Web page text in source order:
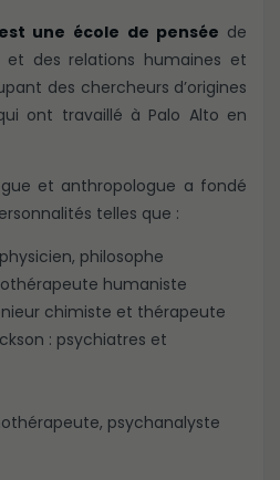
une école de pensée de
et des relations humaines et
des chercheurs d’origines
ont travaillé à Palo Alto en
et anthropologue a fondé
telles que :
philosophe
humaniste
chimiste et thérapeute
: psychiatres et
psychanalyste